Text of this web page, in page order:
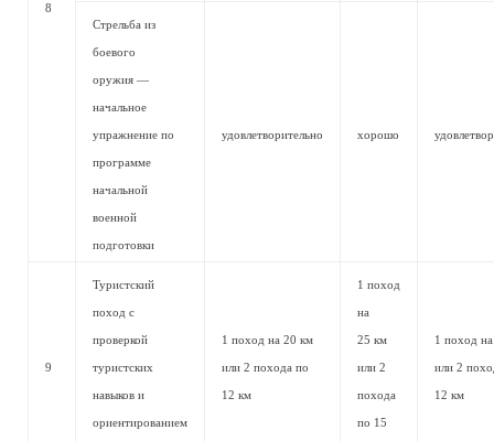
8
Стрельба из
боевого
оружия —
начальное
упражнение по
программе
начальной
военной
подготовки
удовлетворительно хорошо
9
Туристский
поход с
проверкой
туристских
навыков и
ориентированием
1 поход на 20 км
или 2 похода по
12 км
1 поход
на
25 км
или 2
похода
по 15
1 поход
или 2
12 км